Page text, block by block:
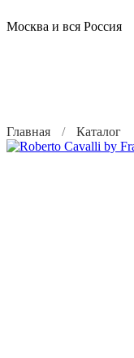
Москва и вся Россия
Главная
Каталог